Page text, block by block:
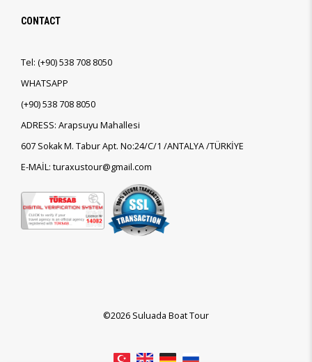
CONTACT
Tel: (+90)538 708 8050
WHATSAPP
(+90)538 708 8050
ADRESS: Arapsuyu Mahallesi
607 Sokak M. Tabur Apt. No:24/C/1 /ANTALYA /TÜRKİYE
E-MAİL: turaxustour@gmail.com
©2026 Suluada Boat Tour